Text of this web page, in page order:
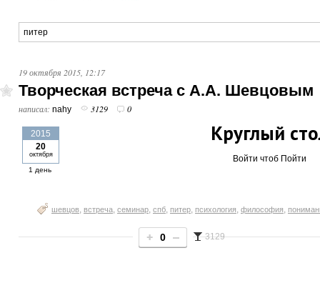
19 октября 2015, 12:17
Творческая встреча с А.А. Шевцовым
написал: nahy 3129 0
2015
20
октября
1 день
Круглый
Войти чтоб Пойти
шевцов, встреча, семинар, спб, питер, психология, философия,
0 3129